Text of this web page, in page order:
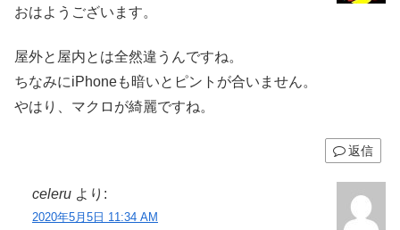
おはようございます。
屋外と屋内とは全然違うんですね。
ちなみにiPhoneも暗いとピントが合いません。
やはり、マクロが綺麗ですね。
返信
celeru より:
2020年5月5日 11:34 AM